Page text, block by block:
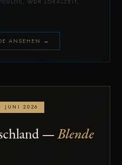
WDR LOKALZEIT,
ANSEHEN →
JUNI 2026
—Blende